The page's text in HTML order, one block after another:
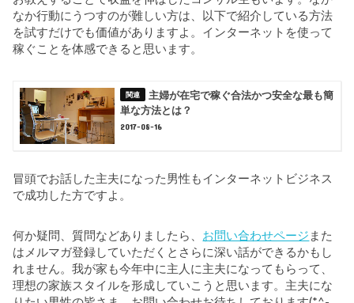
なか行動にうつすのが難しい方は、以下で紹介している方法
を試すだけでも価値がありますよ。インターネットを使って
稼ぐことを体感できると思います。
主婦が在宅で稼ぐ合法かつ安全な最も簡
単な方法とは？
2017-08-16
冒頭でお話した主夫になった男性もインターネットビジネス
で成功した方ですよ。
何か疑問、質問などありましたら、 お問い合わせページ また
はメルマガ登録していただくとさらに深い話ができるかもし
れません。我が家も今年中に主人に主夫になってもらって、
理想の家族スタイルを形成していこうと思います。主夫にな